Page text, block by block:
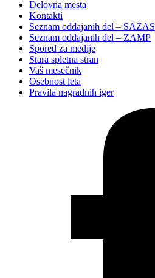
Delovna mesta
Kontakti
Seznam oddajanih del – SAZAS
Seznam oddajanih del – ZAMP
Spored za medije
Stara spletna stran
Vaš mesečnik
Osebnost leta
Pravila nagradnih iger